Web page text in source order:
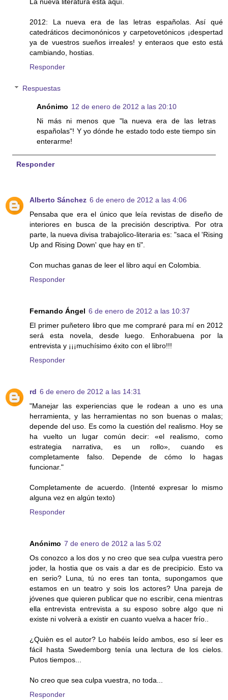
La nueva literatura está aquí.
2012: La nueva era de las letras españolas. Así qué
catedráticos decimonónicos y carpetovetónicos ¡despertad
ya de vuestros sueños irreales! y enteraos que esto está
cambiando, hostias.
Responder
Respuestas
Anónimo 12 de enero de 2012 a las 20:10
Ni más ni menos que "la nueva era de las letras
españolas"! Y yo dónde he estado todo este tiempo sin
enterarme!
Responder
Alberto Sánchez 6 de enero de 2012 a las 4:06
Pensaba que era el único que leía revistas de diseño de
interiores en busca de la precisión descriptiva. Por otra
parte, la nueva divisa trabajolico-literaria es: "saca el 'Rising
Up and Rising Down' que hay en ti".
Con muchas ganas de leer el libro aquí en Colombia.
Responder
Fernando Ángel 6 de enero de 2012 a las 10:37
El primer puñetero libro que me compraré para mí en 2012
será esta novela, desde luego. Enhorabuena por la
entrevista y ¡¡¡muchísimo éxito con el libro!!!
Responder
rd 6 de enero de 2012 a las 14:31
"Manejar las experiencias que le rodean a uno es una
herramienta, y las herramientas no son buenas o malas;
depende del uso. Es como la cuestión del realismo. Hoy se
ha vuelto un lugar común decir: «el realismo, como
estrategia narrativa, es un rollo», cuando es
completamente falso. Depende de cómo lo hagas
funcionar."
Completamente de acuerdo. (Intenté expresar lo mismo
alguna vez en algún texto)
Responder
Anónimo 7 de enero de 2012 a las 5:02
Os conozco a los dos y no creo que sea culpa vuestra pero
joder, la hostia que os vais a dar es de precipicio. Esto va
en serio? Luna, tú no eres tan tonta, supongamos que
estamos en un teatro y sois los actores? Una pareja de
jóvenes que quieren publicar que no escribir, cena mientras
ella entrevista entrevista a su esposo sobre algo que ni
existe ni volverà a existir en cuanto vuelva a hacer frío..
¿Quièn es el autor? Lo habéis leído ambos, eso sí leer es
fácil hasta Swedemborg tenía una lectura de los cielos.
Putos tiempos...
No creo que sea culpa vuestra, no toda...
Responder